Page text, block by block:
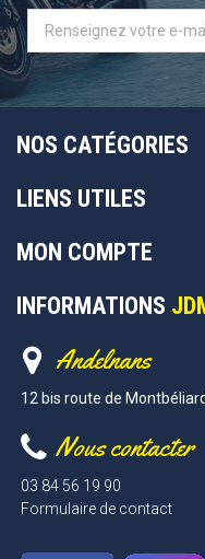
NOS CATÉGORIES
LIENS UTILES
MON COMPTE
INFORMATIONS
Andelnans
12 bis route de
Nous contacter
03 84 56 19 90
Formulaire de contact